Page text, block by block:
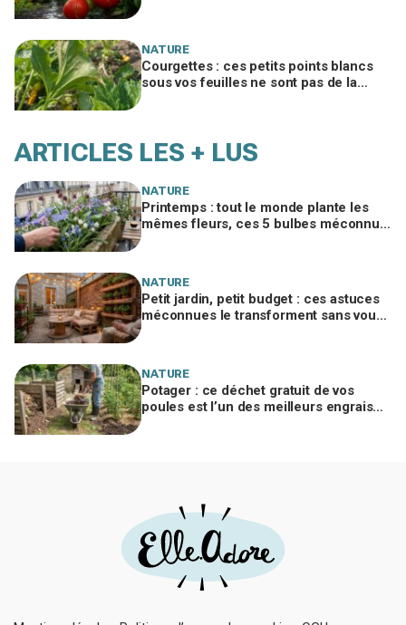
NATURE
Courgettes : ces petits points blancs
sous vos feuilles ne sont pas de la
ARTICLES LES + LUS
NATURE
Printemps : tout le monde plante les
mêmes fleurs, ces 5 bulbes méconnus
NATURE
Petit jardin, petit budget : ces astuces
méconnues le transforment sans vous
NATURE
Potager : ce déchet gratuit de vos
poules est l’un des meilleurs engrais